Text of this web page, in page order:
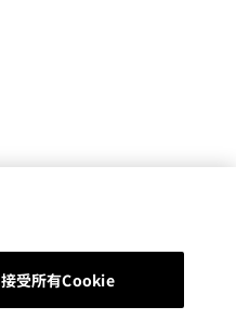
接受所有Cookie